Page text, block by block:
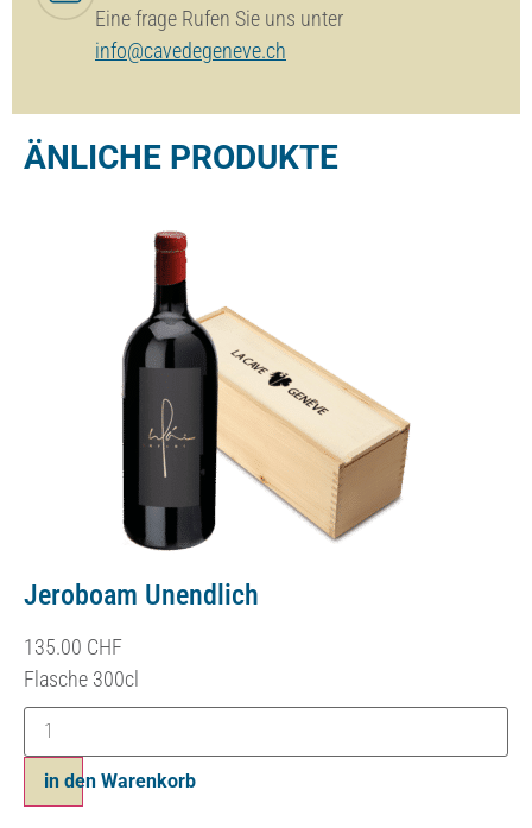
Eine frage Rufen Sie uns unter
info@cavedegeneve.ch
ÄNLICHE PRODUKTE
Jeroboam Unendlich
135.00 CHF
Flasche 300cl
in den Warenkorb